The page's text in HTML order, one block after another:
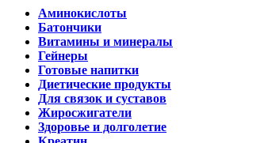
Аминокислоты
Батончики
Витамины и минералы
Гейнеры
Готовые напитки
Диетические продукты
Для связок и суставов
Жиросжигатели
Здоровье и долголетие